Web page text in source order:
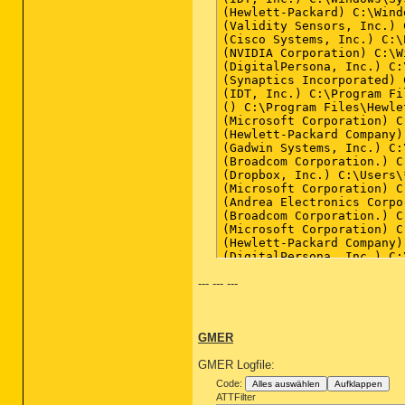
(Hewlett-Packard)
(Validity Sensors, Inc.)
(Cisco Systems, Inc.)
(NVIDIA Corporation)
(DigitalPersona, Inc.)
(Synaptics Incorporated)
(IDT, Inc.) C:\Program
() C:\Program
(Microsoft Corporation)
(Hewlett-Packard
(Gadwin Systems, Inc.)
(Broadcom Corporation.)
(Dropbox, Inc.)
(Microsoft Corporation)
(Andrea Electronics
(Broadcom Corporation.)
(Microsoft Corporation)
(Hewlett-Packard
(DigitalPersona, Inc.)
(Hewlett-Packard)
(Malwarebytes
(Vodafone) C:\Program
(Malwarebytes
--- --- ---
GMER
GMER Logfile:
Code: Alles auswählen Aufklappen
ATTFilter